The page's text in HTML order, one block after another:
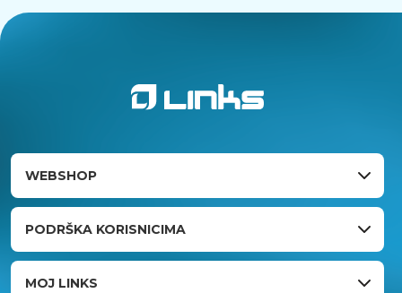
WEBSHOP
PODRŠKA KORISNICIMA
MOJ LINKS